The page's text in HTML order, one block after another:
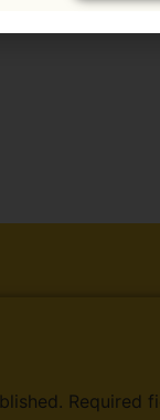
Required